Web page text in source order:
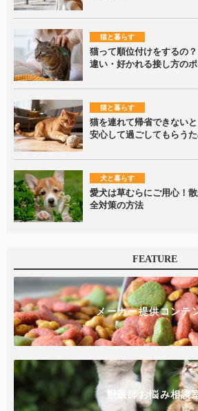
猫と暮らす
猫って順位付けをするの
違い・好かれる接し方の
猫と暮らす
猫を連れて帰省できない
安心して過ごしてもらう
犬と暮らす
愛犬は草むらにご用心！
全対策の方法
FEATURE
メーカー提供コンテ
獣医師お悩み相談